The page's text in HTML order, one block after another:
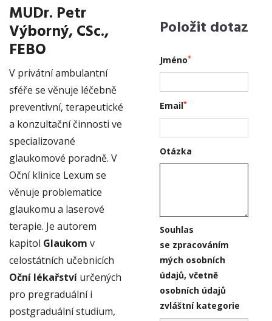
MUDr. Petr
Výborný, CSc.,
FEBO
V privátní ambulantní
sféře se věnuje léčebně
preventivní, terapeutické
a konzultační činnosti ve
specializované
glaukomové poradně. V
Oční klinice Lexum se
věnuje problematice
glaukomu a laserové
terapie. Je autorem
kapitol Glaukom v
celostátních učebnicích
Oční lékařství určených
pro pregraduální i
postgraduální studium,
Položit dotaz
Jméno*
Email*
Otázka
Souhlas
se zpracováním
mých osobních
údajů, včetně
osobních údajů
zvláštní kategorie